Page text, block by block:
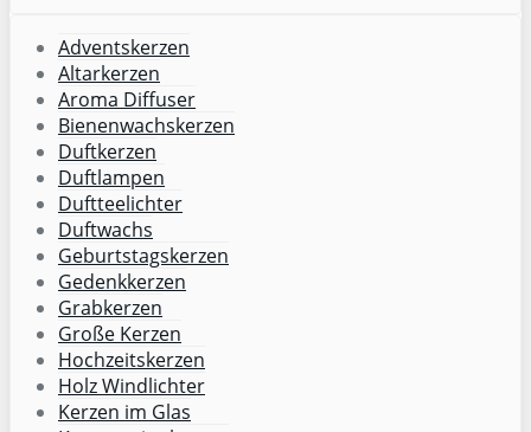
Adventskerzen
Altarkerzen
Aroma Diffuser
Bienenwachskerzen
Duftkerzen
Duftlampen
Duftteelichter
Duftwachs
Geburtstagskerzen
Gedenkkerzen
Grabkerzen
Große Kerzen
Hochzeitskerzen
Holz Windlichter
Kerzen im Glas